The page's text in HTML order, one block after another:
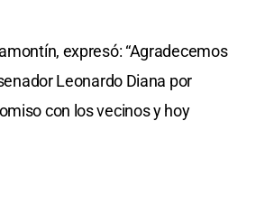
expresó: “Agradecemos
Leonardo Diana por
con los vecinos y hoy